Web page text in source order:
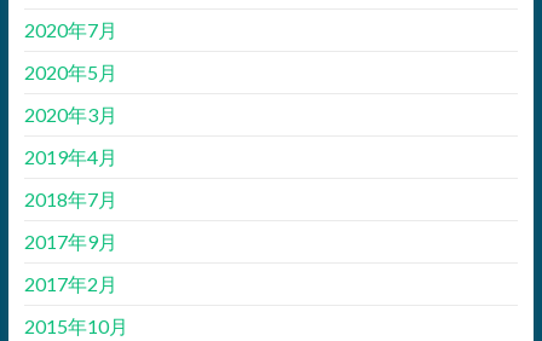
2020年7月
2020年5月
2020年3月
2019年4月
2018年7月
2017年9月
2017年2月
2015年10月